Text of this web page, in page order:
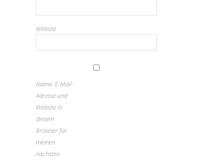
Website
Name, E-Mail-
Adresse und
Website in
diesem
Browser für
meinen
nächsten